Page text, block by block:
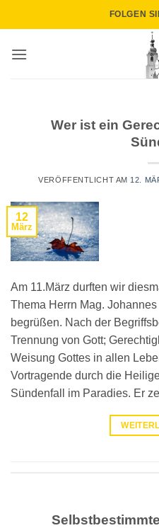
FOLGEN
Wer ist ein
VERÖFFENTLICHT AM 12.
12
März
Am 11.März durften wir
Thema Herrn Mag.
begrüßen. Nach der
Trennung von Gott;
Weisung Gottes in allen
Vortragende durch die
Sündenfall im Paradies. Er